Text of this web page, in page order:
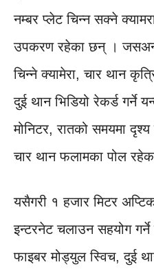
नम्बर प्लेट चिन्न सक्ने
उपकरण रहेका छन् ।
चिन्ने क्यामेरा, चार थान
दुई थान भिडियो रेकर्ड गर्ने
मोनिटर, रातको समयमा
चार थान फलामका पोल
यसैगरी १ हजार मिटर
इन्टरनेट चलाउन सहयोग
फाइबर मोड्युल स्विच, दुई